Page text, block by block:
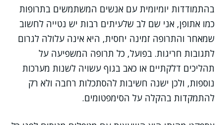
בהתמודדות יומיומית עם אנשים המשתמשים בתרופות
כמו אתופן, אני שם לב שלעיתים רבות יש נטייה לחשוב
שמאחר והתרופה זמינה יחסית, היא אינה עלולה לגרום
לתגובות חריגות. בפועל, כל תרופה המשפיעה על
תהליכים דלקתיים או כאב בגוף עשויה לשנות מערכות
נוספות, ולכן ישנה חשיבות להסתכלות רחבה ולא רק
להתמקדות בהקלה על הסימפטומים.